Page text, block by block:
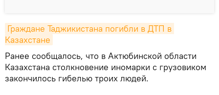
Граждане Таджикистана погибли в ДТП в
Казахстане
Ранее сообщалось, что в Актюбинской области
Казахстана столкновение иномарки с грузовиком
закончилось гибелью троих людей.